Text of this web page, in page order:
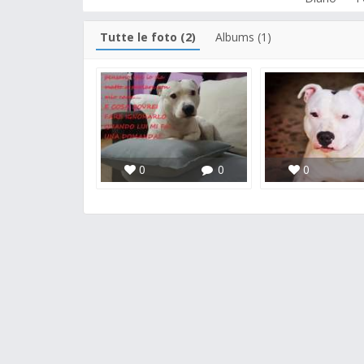
Tutte le foto (2) Albums (1)
0 0 0